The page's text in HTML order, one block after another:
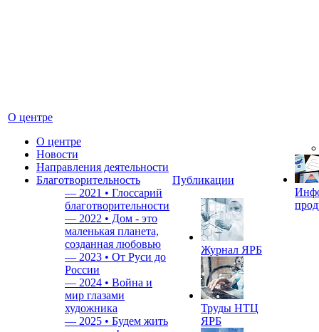
О центре
О центре
Новости
Направления деятельности
Благотворительность
— 2021 • Глоссарий
благотворительности
— 2022 • Дом - это
маленькая планета,
созданная любовью
— 2023 • От Руси до
России
— 2024 • Война и
мир глазами
художника
— 2025 • Будем жить
Публикации
Журнал ЯРБ
Труды НТЦ
ЯРБ